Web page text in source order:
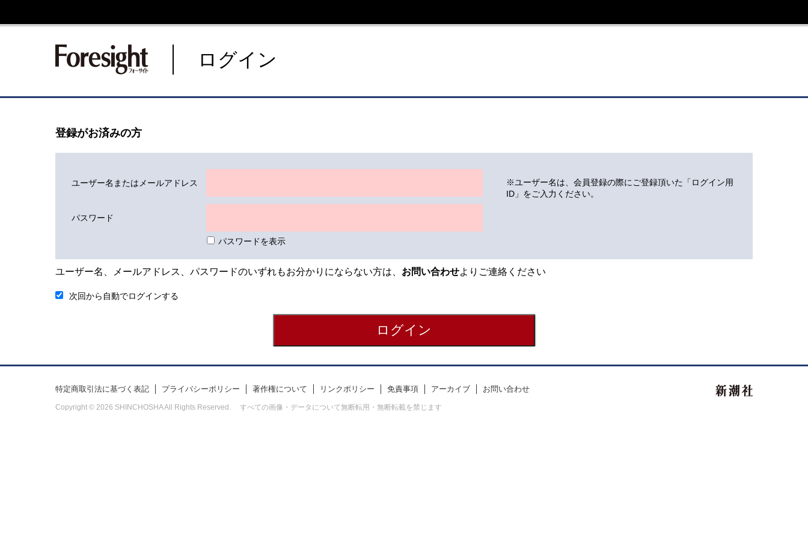
新潮社 Foresight フォーサイト
ログイン
登録がお済みの方
ユーザー名またはメールアドレス
パスワード
パスワードを表示
※ユーザー名は、会員登録の際にご登録頂いた「ログイン用
ID」をご入力ください。
ユーザー名、メールアドレス、パスワードのいずれもお分かりにならない方は、 お問い合わせよりご連絡ください
次回から自動でログインする
特定商取引法に基づく表記 プライバシーポリシー 著作権について リンクポリシー 免責事項 アーカイブ お問い合わせ
Copyright © 2026 SHINCHOSHA All Rights Reserved. すべての画像・データについて無断転用・無断転載を禁じます